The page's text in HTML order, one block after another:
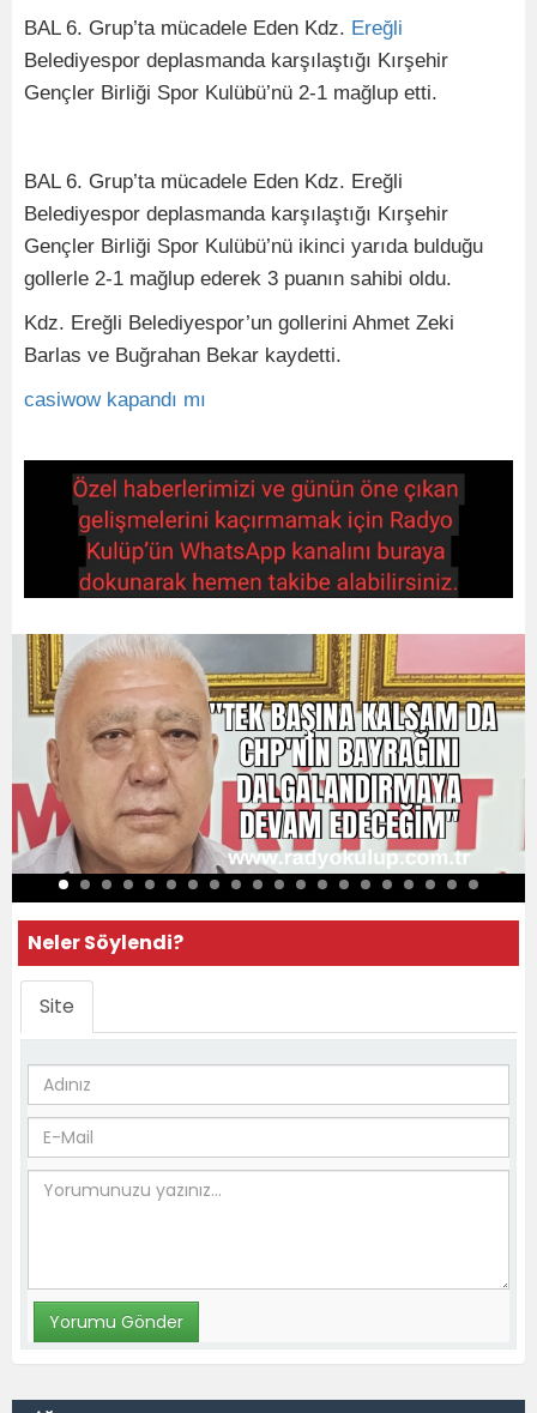
BAL 6. Grup’ta mücadele Eden Kdz. Ereğli
Belediyespor deplasmanda karşılaştığı Kırşehir
Gençler Birliği Spor Kulübü’nü 2-1 mağlup etti.
BAL 6. Grup’ta mücadele Eden Kdz. Ereğli
Belediyespor deplasmanda karşılaştığı Kırşehir
Gençler Birliği Spor Kulübü’nü ikinci yarıda bulduğu
gollerle 2-1 mağlup ederek 3 puanın sahibi oldu.
Kdz. Ereğli Belediyespor’un gollerini Ahmet Zeki
Barlas ve Buğrahan Bekar kaydetti.
casiwow kapandı mı
Neler Söylendi?
Site